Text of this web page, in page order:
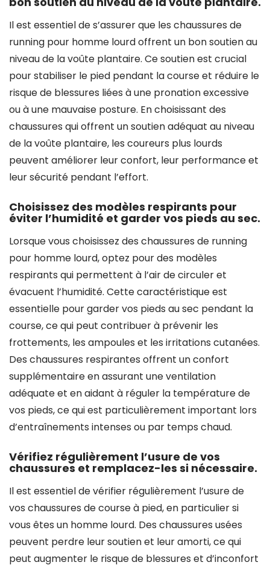
Il est essentiel de s’assurer que les chaussures de
running pour homme lourd offrent un bon soutien au
niveau de la voûte plantaire. Ce soutien est crucial
pour stabiliser le pied pendant la course et réduire le
risque de blessures liées à une pronation excessive
ou à une mauvaise posture. En choisissant des
chaussures qui offrent un soutien adéquat au niveau
de la voûte plantaire, les coureurs plus lourds
peuvent améliorer leur confort, leur performance et
leur sécurité pendant l’effort.
Choisissez des modèles respirants pour
éviter l’humidité et garder vos pieds au sec.
Lorsque vous choisissez des chaussures de running
pour homme lourd, optez pour des modèles
respirants qui permettent à l’air de circuler et
évacuent l’humidité. Cette caractéristique est
essentielle pour garder vos pieds au sec pendant la
course, ce qui peut contribuer à prévenir les
frottements, les ampoules et les irritations cutanées.
Des chaussures respirantes offrent un confort
supplémentaire en assurant une ventilation
adéquate et en aidant à réguler la température de
vos pieds, ce qui est particulièrement important lors
d’entraînements intenses ou par temps chaud.
Vérifiez régulièrement l’usure de vos
chaussures et remplacez-les si nécessaire.
Il est essentiel de vérifier régulièrement l’usure de
vos chaussures de course à pied, en particulier si
vous êtes un homme lourd. Des chaussures usées
peuvent perdre leur soutien et leur amorti, ce qui
peut augmenter le risque de blessures et d’inconfort